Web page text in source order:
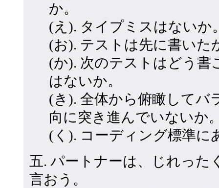
か。
(え). タイプミスはないか
(お). テストは先に書いた
(か). 次のテストはどう
はないか。
(き). 全体から俯瞰してバ
向に突き進んでいないか
(く). コーディング標準に
五. パートナーは、じれった
言おう。